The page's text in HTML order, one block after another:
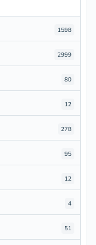
1598
2999
80
12
278
95
12
4
51